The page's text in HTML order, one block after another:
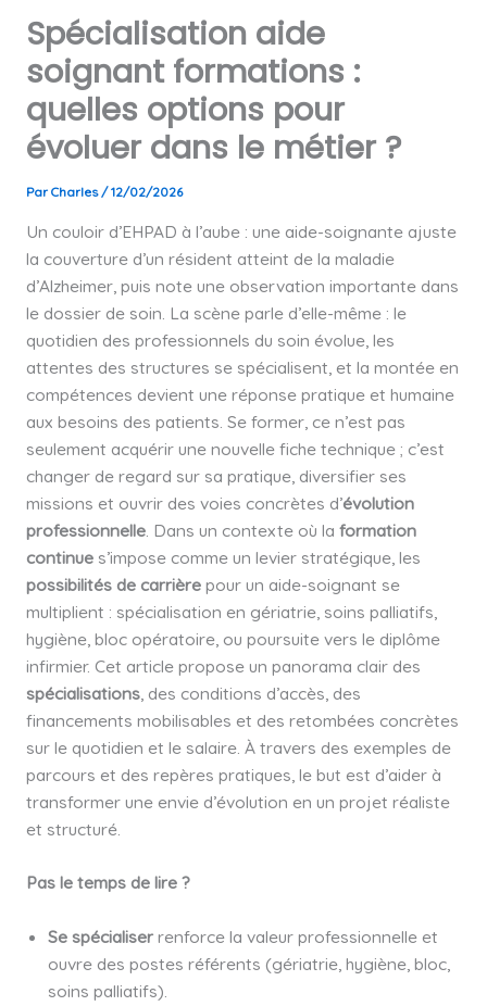
Spécialisation aide
soignant formations :
quelles options pour
évoluer dans le métier ?
Par Charles/12/02/2026
Un couloir d’EHPAD à l’aube : une aide-soignante ajuste
la couverture d’un résident atteint de la maladie
d’Alzheimer, puis note une observation importante dans
le dossier de soin. La scène parle d’elle-même : le
quotidien des professionnels du soin évolue, les
attentes des structures se spécialisent, et la montée en
compétences devient une réponse pratique et humaine
aux besoins des patients. Se former, ce n’est pas
seulement acquérir une nouvelle fiche technique ; c’est
changer de regard sur sa pratique, diversifier ses
missions et ouvrir des voies concrètes d’évolution
professionnelle. Dans un contexte où la formation
continues’impose comme un levier stratégique, les
possibilités de carrièrepour un aide-soignant se
multiplient : spécialisation en gériatrie, soins palliatifs,
hygiène, bloc opératoire, ou poursuite vers le diplôme
infirmier. Cet article propose un panorama clair des
spécialisations, des conditions d’accès, des
financements mobilisables et des retombées concrètes
sur le quotidien et le salaire. À travers des exemples de
parcours et des repères pratiques, le but est d’aider à
transformer une envie d’évolution en un projet réaliste
et structuré.
Pas le temps de lire ?
Se spécialiserrenforce la valeur professionnelle et
ouvre des postes référents (gériatrie, hygiène, bloc,
soins palliatifs).